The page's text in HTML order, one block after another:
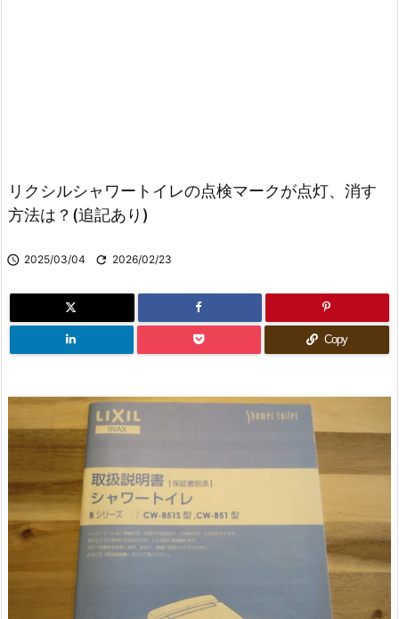
リクシルシャワートイレの点検マークが点灯、消す
方法は？(追記あり)
 2025/03/04  2026/02/23
Copy